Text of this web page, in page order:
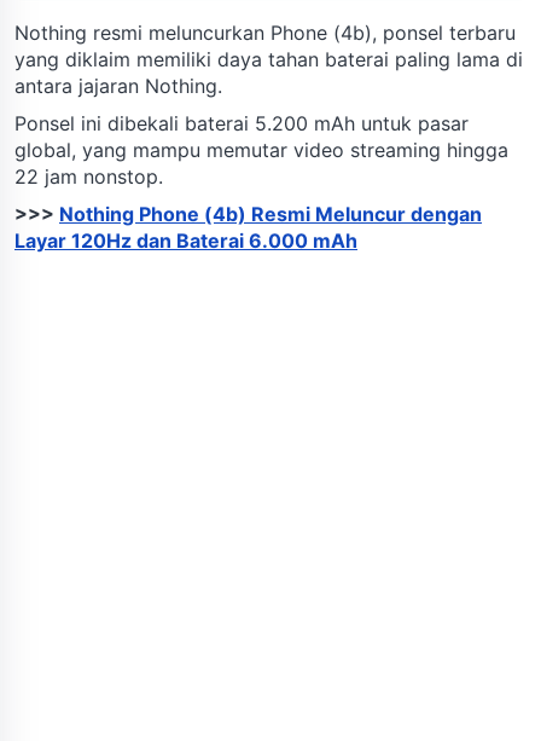
Nothing resmi meluncurkan Phone (4b), ponsel terbaru
yang diklaim memiliki daya tahan baterai paling lama di
antara jajaran Nothing.
Ponsel ini dibekali baterai 5.200 mAh untuk pasar
global, yang mampu memutar video streaming hingga
22 jam nonstop.
>>> Nothing Phone (4b) Resmi Meluncur dengan
Layar 120Hz dan Baterai 6.000 mAh